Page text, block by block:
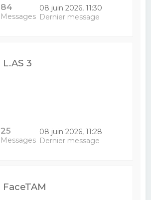
84
Messages
08 juin 2026, 11:30
Dernier message
L.AS 3
25
Messages
08 juin 2026, 11:28
Dernier message
FaceTAM